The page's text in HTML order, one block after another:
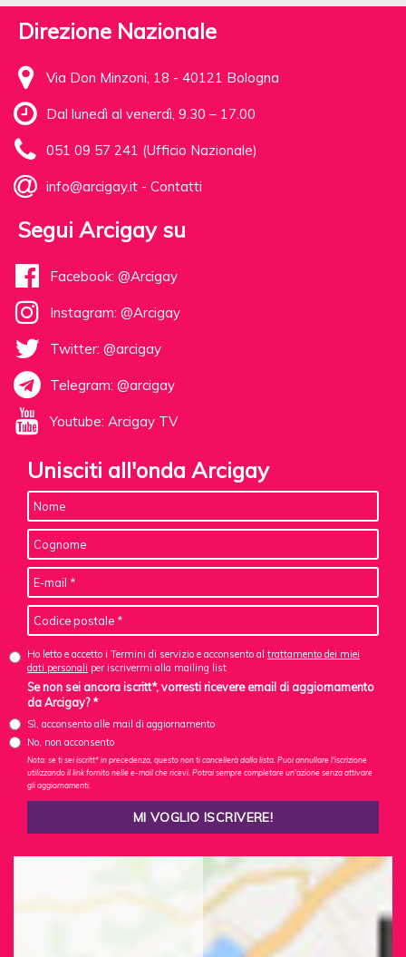
Direzione Nazionale
Via Don Minzoni, 18 - 40121 Bologna
Dal lunedì al venerdì, 9.30 – 17.00
051 09 57 241 (Ufficio Nazionale)
info@arcigay.it - Contatti
Segui Arcigay su
Facebook: @Arcigay
Instagram: @Arcigay
Twitter: @arcigay
Telegram: @arcigay
Youtube: Arcigay TV
Unisciti all'onda Arcigay
Ho letto e accetto i Termini di servizio e acconsento al trattamento dei miei
dati personali per iscrivermi alla mailing list
Se non sei ancora iscritt*, vorresti ricevere email di aggiornamento
da Arcigay? *
Sì, acconsento alle mail di aggiornamento
No, non acconsento
Nota: se ti sei iscritt* in precedenza, questo non ti cancellerà dalla lista. Puoi annullare l'iscrizione
utilizzando il link fornito nelle e-mail che ricevi. Potrai sempre completare un'azione senza attivare
gli aggiornamenti.